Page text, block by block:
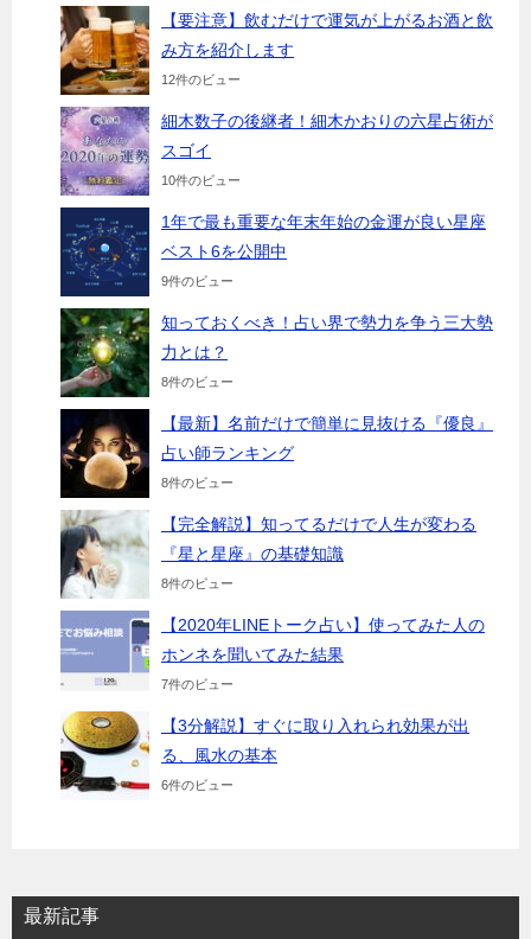
【要注意】飲むだけで運気が上がるお酒と飲
み方を紹介します
12件のビュー
細木数子の後継者！細木かおりの六星占術が
スゴイ
10件のビュー
1年で最も重要な年末年始の金運が良い星座
ベスト6を公開中
9件のビュー
知っておくべき！占い界で勢力を争う三大勢
力とは？
8件のビュー
【最新】名前だけで簡単に見抜ける『優良』
占い師ランキング
8件のビュー
【完全解説】知ってるだけで人生が変わる
『星と星座』の基礎知識
8件のビュー
【2020年LINEトーク占い】使ってみた人の
ホンネを聞いてみた結果
7件のビュー
【3分解説】すぐに取り入れられ効果が出
る、風水の基本
6件のビュー
最新記事